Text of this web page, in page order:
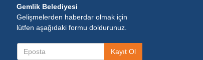
Gemlik Belediyesi
Gelişmelerden haberdar olmak için
lütfen aşağıdaki formu doldurunuz.